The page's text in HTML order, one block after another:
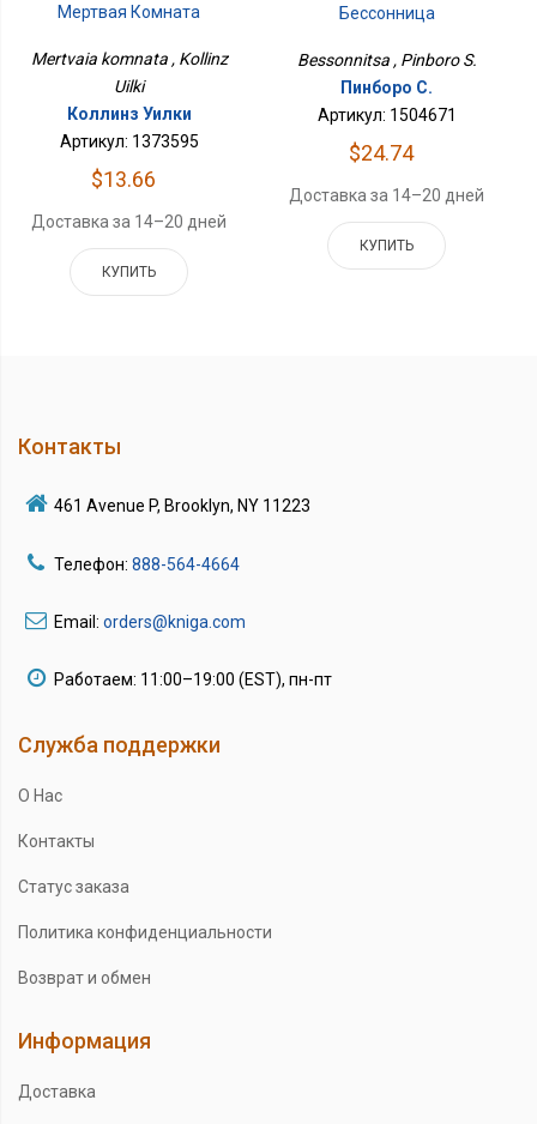
Мертвая Комната
Mertvaia komnata , Kollinz
Uilki
Коллинз Уилки
Артикул: 1373595
$13.66
Доставка за 14–20 дней
КУПИТЬ
Бессонница
Bessonnitsa , Pinboro S.
Пинборо С.
Артикул: 1504671
$24.74
Доставка за 14–20 дней
КУПИТЬ
Контакты
461 Avenue P, Brooklyn, NY 11223
Телефон: 888-564-4664
Email: orders@kniga.com
Работаем: 11:00–19:00 (EST), пн-пт
Служба поддержки
О Нас
Контакты
Статус заказа
Политика конфиденциальности
Возврат и обмен
Информация
Доставка